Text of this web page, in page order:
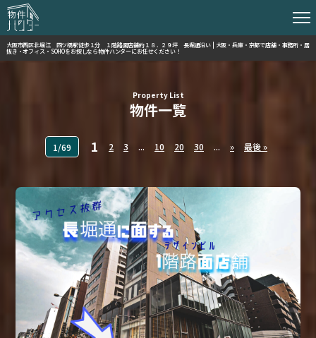
大阪市西区北堀江 四ツ橋駅徒歩１分 １階路面店舗約１８．２９坪 長堀通沿い | 大阪・兵庫・京都で店舗・事務所・居
抜き・オフィス・SOHOをお探しなら物件ハンターにお任せください！
Property List
物件一覧
1/69 1 2 3 ... 10 20 30 ... » 最後 »